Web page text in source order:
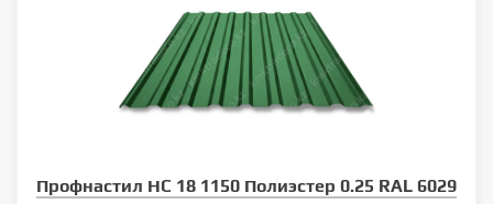
Профнастил НС 18 1150 Полиэстер 0.25 RAL 6029